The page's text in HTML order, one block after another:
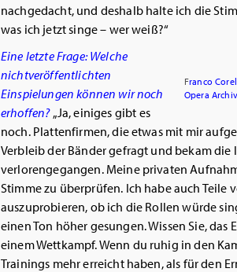
nachgedacht, und deshalb halte ich die
was ich jetzt singe – wer weiß?“
Franco
Opera
Eine letzte Frage: Welche
nichtveröffentlichten
Einspielungen können wir noch
erhoffen? „Ja, einiges gibt es
noch. Plattenfirmen, die etwas mit mir
Verbleib der Bänder gefragt und bekam die
verlorengegangen. Meine privaten
Stimme zu überprüfen. Ich habe auch
auszuprobieren, ob ich die Rollen würde
einen Ton höher gesungen. Wissen Sie,
einem Wettkampf. Wenn du ruhig in den
Trainings mehr erreicht haben, als für den